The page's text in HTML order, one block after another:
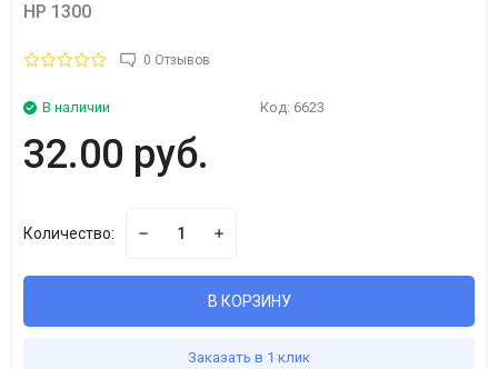
HP 1300
0 Отзывов
В наличии Код: 6623
32.00 руб.
Количество:
В КОРЗИНУ
Заказать в 1 клик